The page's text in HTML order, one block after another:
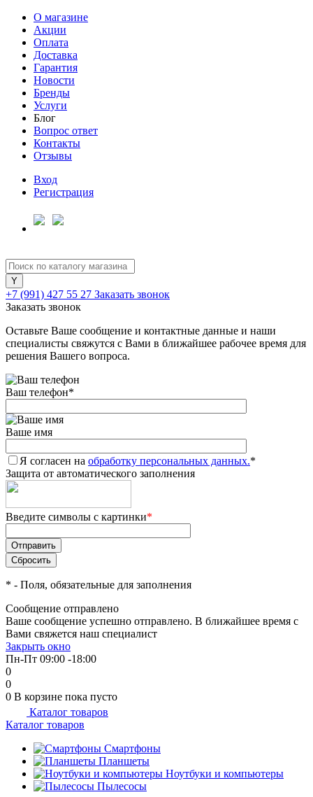
О магазине
Акции
Оплата
Доставка
Гарантия
Новости
Бренды
Услуги
Блог
Вопрос ответ
Контакты
Отзывы
Вход
Регистрация
+7 (991) 427 55 27 Заказать звонок
Заказать звонок
Оставьте Ваше сообщение и контактные данные и наши
специалисты свяжутся с Вами в ближайшее рабочее время для
решения Вашего вопроса.
Ваш телефон*
Ваше имя
Я согласен на обработку персональных данных.*
Защита от автоматического заполнения
Введите символы с картинки*
* - Поля, обязательные для заполнения
Сообщение отправлено
Ваше сообщение успешно отправлено. В ближайшее время с
Вами свяжется наш специалист
Закрыть окно
Пн-Пт 09:00 -18:00
0
0
0 В корзине пока пусто
Каталог товаров
Каталог товаров
Смартфоны
Планшеты
Ноутбуки и компьютеры
Пылесосы